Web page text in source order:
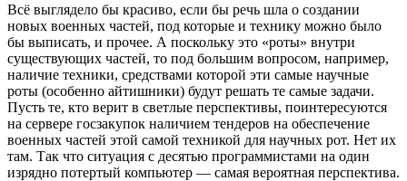
Всё выглядело бы красиво, если бы речь шла о создании
новых военных частей, под которые и технику можно было
бы выписать, и прочее. А поскольку это «роты» внутри
существующих частей, то под большим вопросом, например,
наличие техники, средствами которой эти самые научные
роты (особенно айтишники) будут решать те самые задачи.
Пусть те, кто верит в светлые перспективы, поинтересуются
на сервере госзакупок наличием тендеров на обеспечение
военных частей этой самой техникой для научных рот. Нет их
там. Так что ситуация с десятью программистами на один
изрядно потертый компьютер — самая вероятная перспектива.